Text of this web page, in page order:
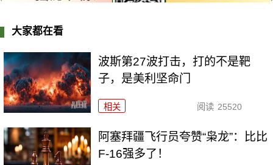
大家都在看
波斯第27波打击，打的不是靶
子，是美利坚命门
相关 阅读 25520
阿塞拜疆飞行员夸赞“枭龙”：比比
F-16强多了！